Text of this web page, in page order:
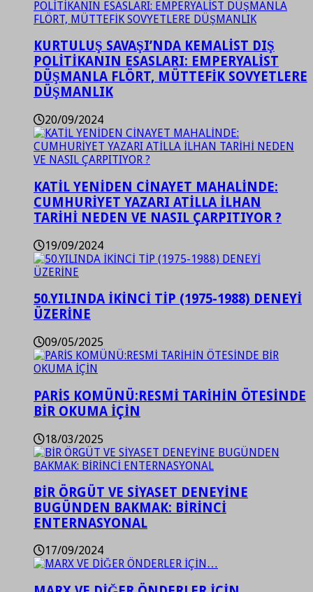
KURTULUŞ SAVAŞI’NDA KEMALİST DIŞ
POLİTİKANIN ESASLARI: EMPERYALİST
DÜŞMANLA FLÖRT, MÜTTEFİK SOVYETLERE
DÜŞMANLIK
20/09/2024
KATİL YENİDEN CİNAYET MAHALİNDE:
CUMHURİYET YAZARI ATİLLA İLHAN
TARİHİ NEDEN VE NASIL ÇARPITIYOR ?
19/09/2024
50.YILINDA İKİNCİ TİP (1975-1988) DENEYİ
ÜZERİNE
09/05/2025
PARİS KOMÜNÜ:RESMİ TARİHİN ÖTESİNDE
BİR OKUMA İÇİN
18/03/2025
BİR ÖRGÜT VE SİYASET DENEYİNE
BUGÜNDEN BAKMAK: BİRİNCİ
ENTERNASYONAL
17/09/2024